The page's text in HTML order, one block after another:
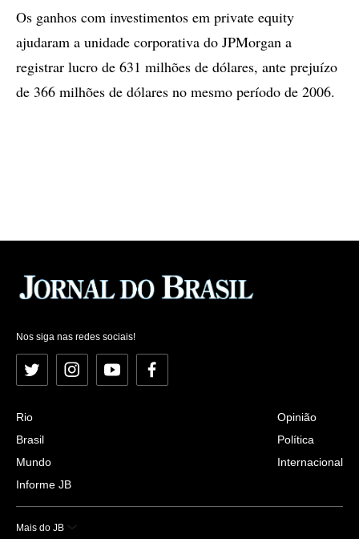
Os ganhos com investimentos em private equity
ajudaram a unidade corporativa do JPMorgan a
registrar lucro de 631 milhões de dólares, ante prejuízo
de 366 milhões de dólares no mesmo período de 2006.
Nos siga nas redes sociais!
Twitter InstagramYouTubeFacebook
Rio
Brasil
Mundo
Informe JB
Opinião
Política
Internacional
Mais do JB